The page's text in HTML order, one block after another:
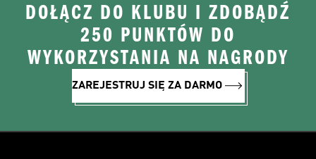
DOŁĄCZ DO KLUBU I ZDOBĄDŹ
250 PUNKTÓW DO
WYKORZYSTANIA NA NAGRODY
ZAREJESTRUJ SIĘ ZA DARMO